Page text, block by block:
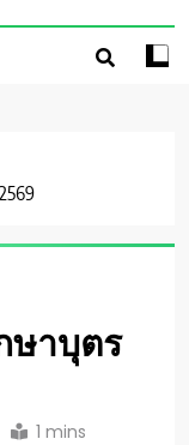
ย์สามัญ
าจังหวัด
จำกัด
ษาบุตร
1 mins